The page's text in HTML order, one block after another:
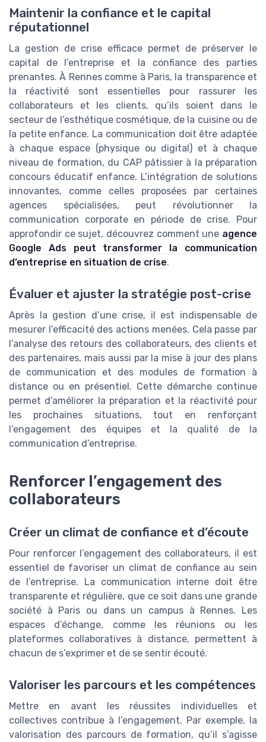
Maintenir la confiance et le capital
réputationnel
La gestion de crise efficace permet de préserver le
capital de l’entreprise et la confiance des parties
prenantes. À Rennes comme à Paris, la transparence et
la réactivité sont essentielles pour rassurer les
collaborateurs et les clients, qu’ils soient dans le
secteur de l’esthétique cosmétique, de la cuisine ou de
la petite enfance. La communication doit être adaptée
à chaque espace (physique ou digital) et à chaque
niveau de formation, du CAP pâtissier à la préparation
concours éducatif enfance. L’intégration de solutions
innovantes, comme celles proposées par certaines
agences spécialisées, peut révolutionner la
communication corporate en période de crise. Pour
approfondir ce sujet, découvrez comment une agence
Google Ads peut transformer la communication
d’entreprise en situation de crise.
Évaluer et ajuster la stratégie post-crise
Après la gestion d’une crise, il est indispensable de
mesurer l’efficacité des actions menées. Cela passe par
l’analyse des retours des collaborateurs, des clients et
des partenaires, mais aussi par la mise à jour des plans
de communication et des modules de formation à
distance ou en présentiel. Cette démarche continue
permet d’améliorer la préparation et la réactivité pour
les prochaines situations, tout en renforçant
l’engagement des équipes et la qualité de la
communication d’entreprise.
Renforcer l’engagement des
collaborateurs
Créer un climat de confiance et d’écoute
Pour renforcer l’engagement des collaborateurs, il est
essentiel de favoriser un climat de confiance au sein
de l’entreprise. La communication interne doit être
transparente et régulière, que ce soit dans une grande
société à Paris ou dans un campus à Rennes. Les
espaces d’échange, comme les réunions ou les
plateformes collaboratives à distance, permettent à
chacun de s’exprimer et de se sentir écouté.
Valoriser les parcours et les compétences
Mettre en avant les réussites individuelles et
collectives contribue à l’engagement. Par exemple, la
valorisation des parcours de formation, qu’il s’agisse